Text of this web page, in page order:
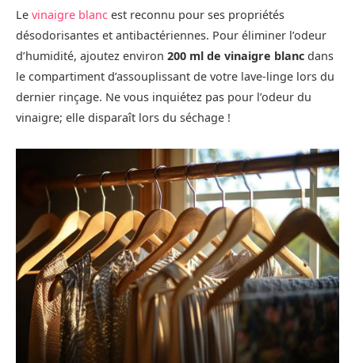
Le vinaigre blanc est reconnu pour ses propriétés
désodorisantes et antibactériennes. Pour éliminer l’odeur
d’humidité, ajoutez environ 200 ml de vinaigre blanc dans
le compartiment d’assouplissant de votre lave-linge lors du
dernier rinçage. Ne vous inquiétez pas pour l’odeur du
vinaigre; elle disparaît lors du séchage !